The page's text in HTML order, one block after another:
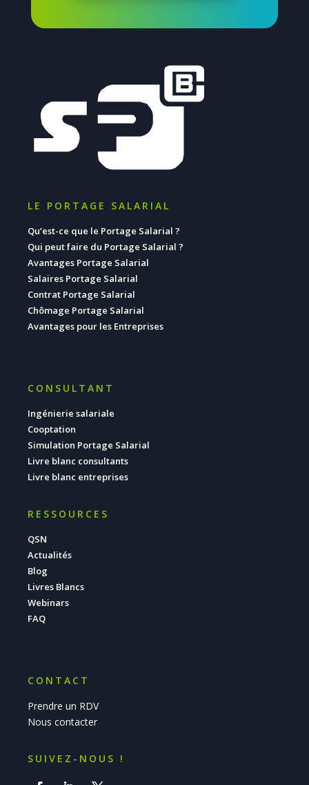
LE PORTAGE SALARIAL
Qu’est-ce que le Portage Salarial ?
Qui peut faire du Portage Salarial ?
Avantages Portage Salarial
Salaires Portage Salarial
Contrat Portage Salarial
Chômage Portage Salarial
Avantages pour les Entreprises
CONSULTANT
Ingénierie salariale
Cooptation
Simulation Portage Salarial
Livre blanc consultants
Livre blanc entreprises
RESSOURCES
QSN
Actualités
Blog
Livres Blancs
Webinars
FAQ
CONTACT
Prendre un RDV
Nous contacter
SUIVEZ-NOUS !